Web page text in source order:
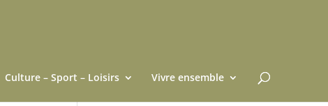
Culture – Sport – Loisirs Vivre ensemble